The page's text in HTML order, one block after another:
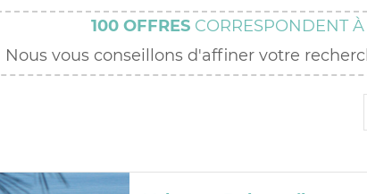
TOP CLUBS MALINS
HÔTEL RESORT
COLLECTION
100 OFFRESCORRESPONDENT
Nous vous conseillons d'affiner votre